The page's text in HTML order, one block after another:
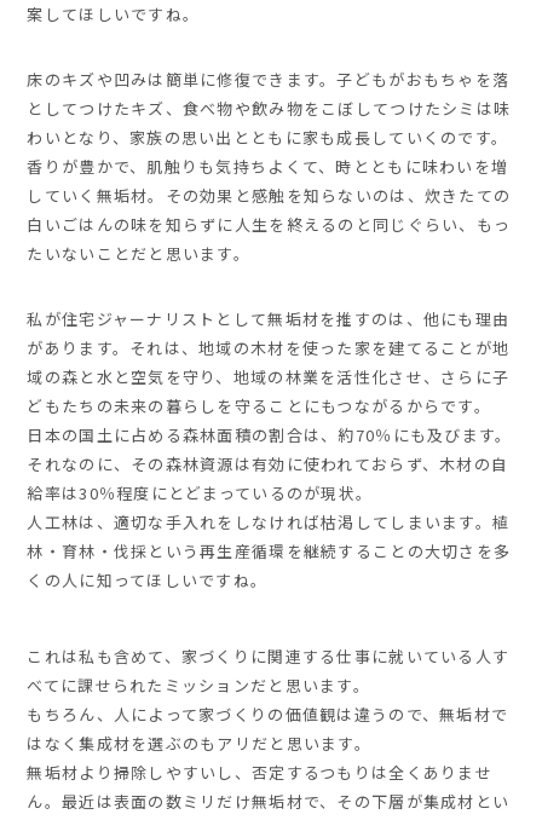
案してほしいですね。
床のキズや凹みは簡単に修復できます。子どもがおもちゃを落
としてつけたキズ、食べ物や飲み物をこぼしてつけたシミは味
わいとなり、家族の思い出とともに家も成長していくのです。
香りが豊かで、肌触りも気持ちよくて、時とともに味わいを増
していく無垢材。その効果と感触を知らないのは、炊きたての
白いごはんの味を知らずに人生を終えるのと同じぐらい、もっ
たいないことだと思います。
私が住宅ジャーナリストとして無垢材を推すのは、他にも理由
があります。それは、地域の木材を使った家を建てることが地
域の森と水と空気を守り、地域の林業を活性化させ、さらに子
どもたちの未来の暮らしを守ることにもつながるからです。
日本の国土に占める森林面積の割合は、約70％にも及びます。
それなのに、その森林資源は有効に使われておらず、木材の自
給率は30％程度にとどまっているのが現状。
人工林は、適切な手入れをしなければ枯渇してしまいます。植
林・育林・伐採という再生産循環を継続することの大切さを多
くの人に知ってほしいですね。
これは私も含めて、家づくりに関連する仕事に就いている人す
べてに課せられたミッションだと思います。
もちろん、人によって家づくりの価値観は違うので、無垢材で
はなく集成材を選ぶのもアリだと思います。
無垢材より掃除しやすいし、否定するつもりは全くありませ
ん。最近は表面の数ミリだけ無垢材で、その下層が集成材とい